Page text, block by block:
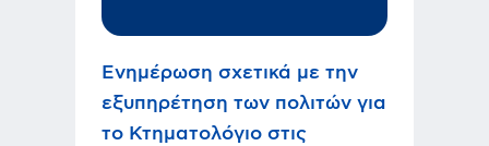
Ενημέρωση σχετικά με την
εξυπηρέτηση των πολιτών για
το Κτηματολόγιο στις